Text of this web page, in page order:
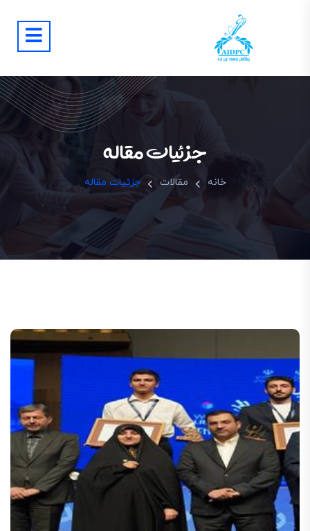
جزئیات مقاله
خانه مقالات جزئیات مقاله